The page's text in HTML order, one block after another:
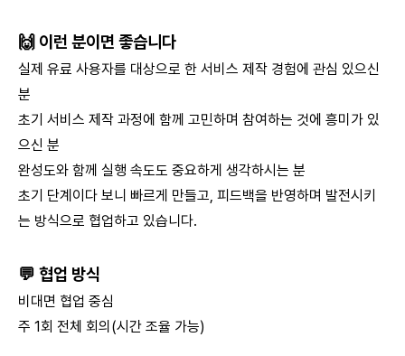
🙌 이런 분이면 좋습니다
실제 유료 사용자를 대상으로 한 서비스 제작 경험에 관심 있으신
분
초기 서비스 제작 과정에 함께 고민하며 참여하는 것에 흥미가 있
으신 분
완성도와 함께 실행 속도도 중요하게 생각하시는 분
초기 단계이다 보니 빠르게 만들고, 피드백을 반영하며 발전시키
는 방식으로 협업하고 있습니다.
💬 협업 방식
비대면 협업 중심
주 1회 전체 회의(시간 조율 가능)